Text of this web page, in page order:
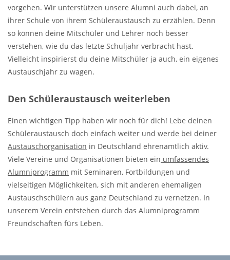
vorgehen. Wir unterstützen unsere Alumni auch dabei, an
ihrer Schule von ihrem Schüleraustausch zu erzählen. Denn
so können deine Mitschüler und Lehrer noch besser
verstehen, wie du das letzte Schuljahr verbracht hast.
Vielleicht inspirierst du deine Mitschüler ja auch, ein eigenes
Austauschjahr zu wagen.
Den Schüleraustausch weiterleben
Einen wichtigen Tipp haben wir noch für dich! Lebe deinen
Schüleraustausch doch einfach weiter und werde bei deiner
Austauschorganisation in Deutschland ehrenamtlich aktiv.
Viele Vereine und Organisationen bieten ein umfassendes
Alumniprogramm mit Seminaren, Fortbildungen und
vielseitigen Möglichkeiten, sich mit anderen ehemaligen
Austauschschülern aus ganz Deutschland zu vernetzen. In
unserem Verein entstehen durch das Alumniprogramm
Freundschaften fürs Leben.